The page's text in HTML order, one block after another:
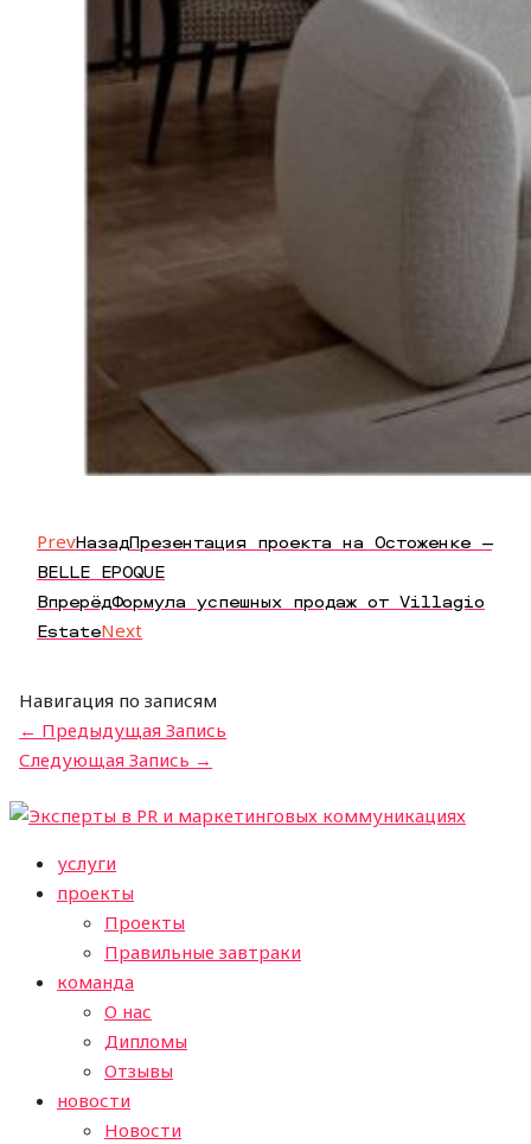
PrevНазадПрезентация проекта на Остоженке —
BELLE EPOQUE
ВпрерёдФормула успешных продаж от Villagio
EstateNext
Навигация по записям
← Предыдущая Запись
Следующая Запись →
услуги
проекты
Проекты
Правильные завтраки
команда
О нас
Дипломы
Отзывы
новости
Новости